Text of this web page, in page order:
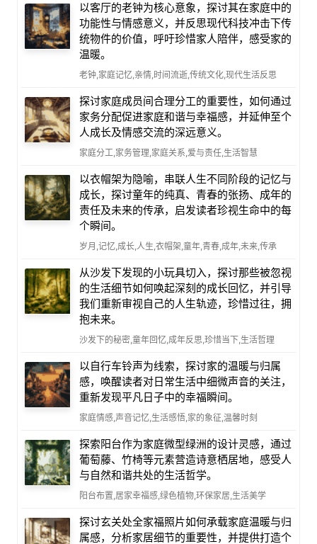
以客厅的老钟为核心意象，探讨其在家庭中的
功能性与情感意义，并反思现代科技冲击下传
统物件的价值，呼吁珍惜家人陪伴，感受家的
温暖。
老钟,家庭记忆,亲情,时间流逝,传统文化,现代生活反思
探讨家庭成员间合理分工的重要性，如何通过
家务分配促进家庭和谐与幸福感，并延伸至个
人成长及情感交流的深远意义。
家庭分工,家务管理,家庭关系,爱与责任,生活智慧
以衣帽架为隐喻，串联人生不同阶段的记忆与
成长，探讨童年的纯真、青春的张扬、成年的
责任及未来的传承，启发读者珍视生命中的每
个瞬间。
岁月,记忆,成长,人生,衣帽架,童年,青春,成年,未来,传承
从沙发下发现的小玩具切入，探讨那些被忽视
的生活细节如何唤起深刻的成长回忆，并引导
我们重新审视自己的人生轨迹，珍惜过往，拥
抱未来。
沙发下的秘密,童年回忆,成年反思,珍惜当下,生活哲理
以自行车铃声为线索，探讨家的温暖与归属
感，唤醒读者对日常生活中细微声音的关注，
重新发现平凡日子中的幸福瞬间。
家庭情感,声音记忆,生活感悟,家的象征,温馨时刻
探索阳台作为家庭微型绿洲的设计灵感，通过
葡萄藤、竹椅等元素营造诗意栖居地，感受人
与自然和谐共处的生活哲学。
阳台布置,居家幸福感,绿色植物,环保家居,生活美学
探讨玄关处全家福照片如何承载家庭温暖与归
属感，分析家居细节的重要性，并提供打造个